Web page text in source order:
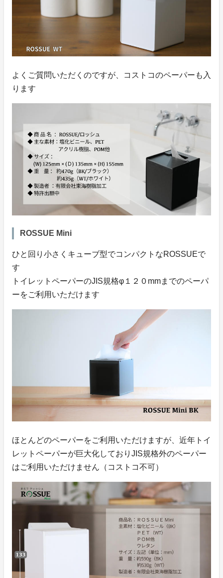
よくご質問いただくのですが、コストコのペーパーも入
ります
ROSSUE Mini
ひと回り小さくキューブ型でコンパクトなROSSUEで
す
トイレットペーパーのJIS規格φ１２０mmまでのペーパ
ーをご利用いただけます
ほとんどのペーパーをご利用いただけますが、近年トイ
レットペーパーが巨大化しておりJIS規格外のペーパー
はご利用いただけません（コストコ不可）